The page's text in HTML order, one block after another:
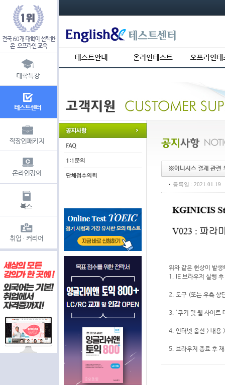
※이니시스 결재 관련
등록일 : 2021.01.19
위와 같은 현상이 발
1. IE 브라우저 실행
2. 도구 (또는 우측 상
3. '쿠키 및 웹 사이트
4. 인터넷 옵션 > 내용
5. 브라우저 종료 후